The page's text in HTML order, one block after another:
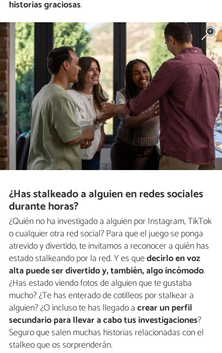
historias graciosas.
¿Has stalkeado a alguien en redes sociales
durante horas?
¿Quién no ha investigado a alguien por Instagram, TikTok
o cualquier otra red social? Para que el juego se ponga
atrevido y divertido, te invitamos a reconocer a quién has
estado stalkeando por la red. Y es quedecirlo en voz
alta puede ser divertido y, también, algo incómodo.
¿Has estado viendo fotos de alguien que te gustaba
mucho? ¿Te has enterado de cotilleos por stalkear a
alguien? ¿O incluso te has llegado acrear un perfil
secundario para llevar a cabo tus investigaciones?
Seguro que salen muchas historias relacionadas con el
stalkeo que os sorprenderán.